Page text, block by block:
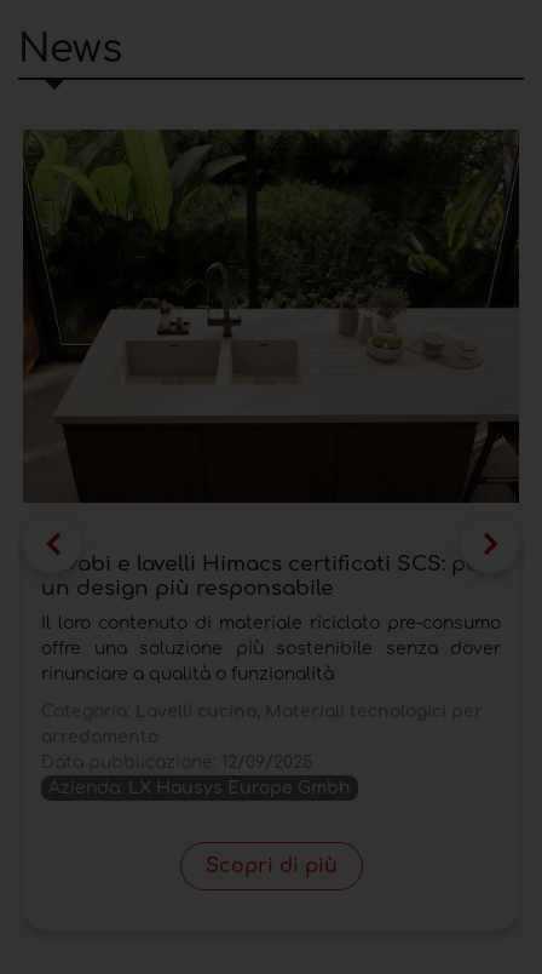
News
Lavabi e lavelli Himacs certificati SCS: per
un design più responsabile
Il loro contenuto di materiale riciclato pre-consumo
offre una soluzione più sostenibile senza dover
rinunciare a qualità o funzionalità
Azienda:
LX Hausys Europe Gmbh
Scopri di più